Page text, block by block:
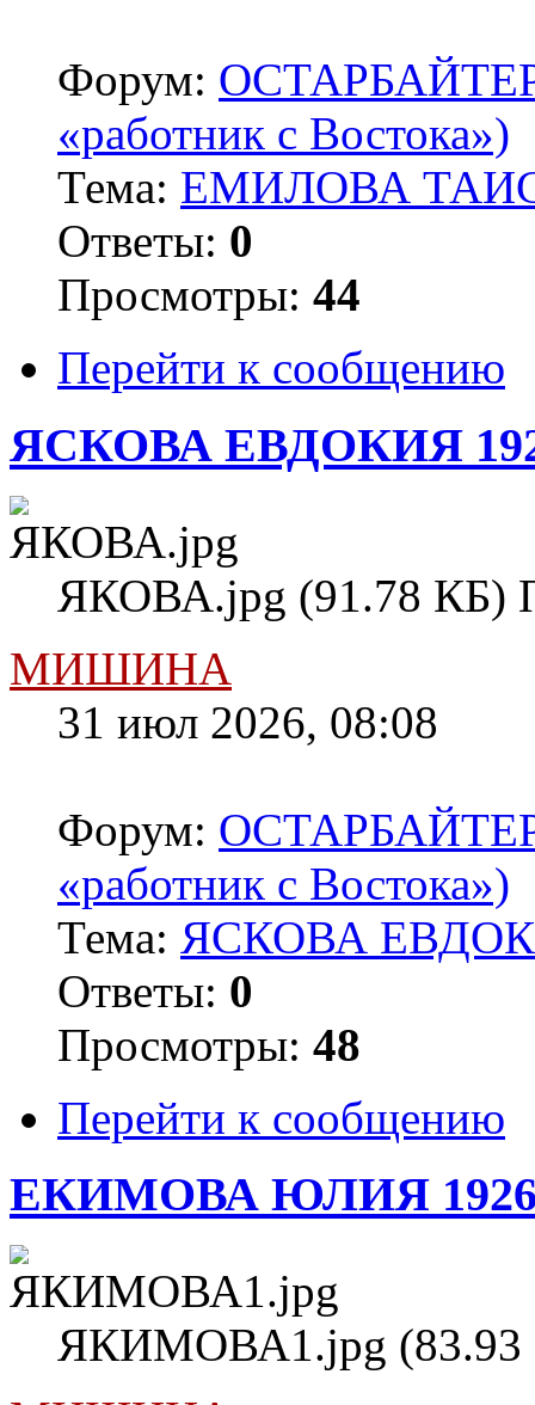
Форум:
«работник с Востока»)
Тема: ЕМИЛОВА
Ответы: 0
Просмотры: 44
Перейти к сообщению
ЯСКОВА ЕВДОКИЯ
ЯКОВА.jpg (91.78 КБ)
МИШИНА
31 июл 2026, 08:08
Форум:
«работник с Востока»)
Тема: ЯСКОВА
Ответы: 0
Просмотры: 48
Перейти к сообщению
ЕКИМОВА ЮЛИЯ
ЯКИМОВА1.jpg (83.93